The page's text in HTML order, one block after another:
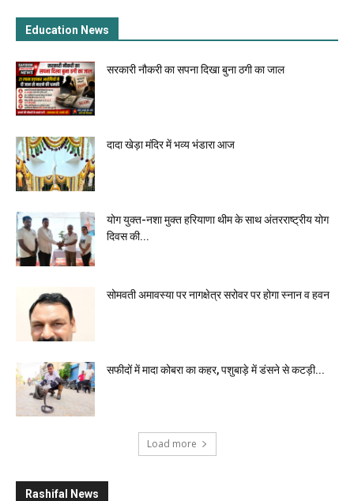
Education News
सरकारी नौकरी का सपना दिखा बुना ठगी का जाल
दादा खेड़ा मंदिर में भव्य भंडारा आज
योग युक्त-नशा मुक्त हरियाणा थीम के साथ अंतरराष्ट्रीय योग
दिवस की...
सोमवती अमावस्या पर नागक्षेत्र सरोवर पर होगा स्नान व हवन
सफीदों में मादा कोबरा का कहर, पशुबाड़े में डंसने से कटड़ी...
Load more
Rashifal News